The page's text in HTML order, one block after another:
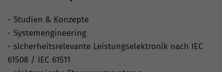
- Studien & Konzepte
- Systemengineering
- sicherheitsrelevante Leistungselektronik nach IEC
61508 / IEC 61511